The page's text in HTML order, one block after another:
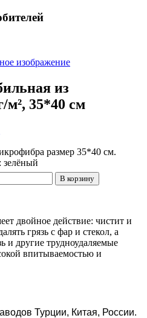
изображение
из
35*40 см
размер 35*40 см.
зелёный
двойное действие: чистит и
грязь с фар и стекол, а
и другие трудноудаляемые
впитываемостью и
Турции, Китая, России.